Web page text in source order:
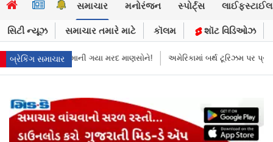
સમાચાર મનોરંજન સ્પોર્ટ્સ લાઈફસ્ટાઈલ
સિટી ન્યૂઝ સમાચાર તમારે માટે કૉલમ શૉટ વિડિઓઝ
બ્રેકિંગ સમાચાર
માની ગયા મરદ માણસોને! અમેરિકામાં બર્થ ટૂરિઝમ પર પ્રતિબંધ મૂક્યો ડોનલ્ડ